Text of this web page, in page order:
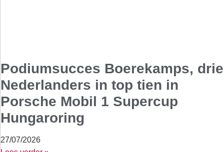
Podiumsucces Boerekamps, drie
Nederlanders in top tien in
Porsche Mobil 1 Supercup
Hungaroring
27/07/2026